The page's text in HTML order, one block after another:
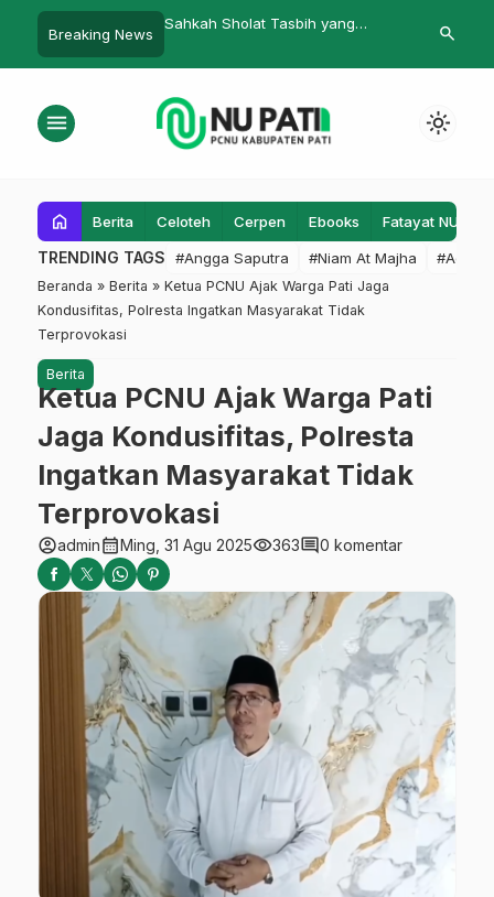
Breaking News
Lazisnu Serahkan ‘Laporan Amal’
Bertemu
search
menu light_mode
home Berita Celoteh Cerpen Ebooks Fatayat NU
TRENDING TAGS #Angga Saputra #Niam At Majha #Admin
Beranda » Berita » Ketua PCNU Ajak Warga Pati Jaga
Kondusifitas, Polresta Ingatkan Masyarakat Tidak
Terprovokasi
Berita
Ketua PCNU Ajak Warga Pati
Jaga Kondusifitas, Polresta
Ingatkan Masyarakat Tidak
Terprovokasi
account_circleadmincalendar_monthMing, 31 Agu 2025visibility363comment0 komentar